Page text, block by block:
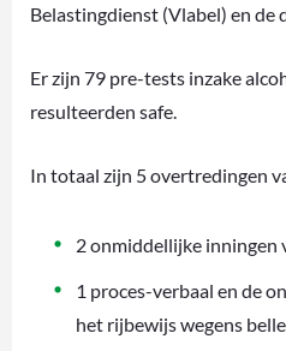
Belastingdienst (Vlabel) en de
Er zijn 79 pre-tests inzake
resulteerden safe.
In totaal zijn 5 overtredingen
2 onmiddellijke inningen
1 proces-verbaal en de
het rijbewijs wegens